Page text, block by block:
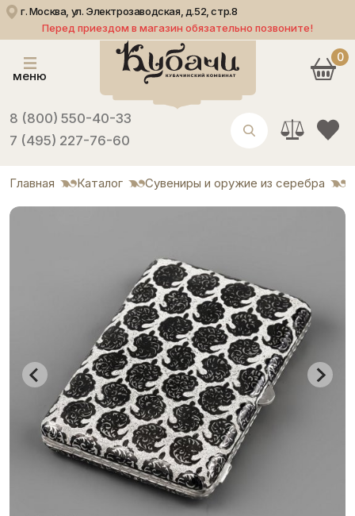
г. Москва, ул. Электрозаводская, д.52, стр.8
Перед приездом в магазин обязательно позвоните!
меню
8 (800) 550-40-33
7 (495) 227-76-60
0
Главная Каталог Сувениры и оружие из серебра